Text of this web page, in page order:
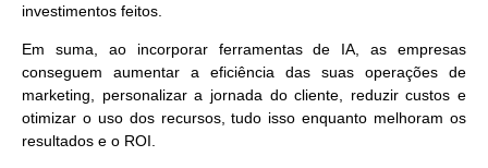
investimentos feitos.
Em suma, ao incorporar ferramentas de IA, as empresas
conseguem aumentar a eficiência das suas operações de
marketing, personalizar a jornada do cliente, reduzir custos e
otimizar o uso dos recursos, tudo isso enquanto melhoram os
resultados e o ROI.